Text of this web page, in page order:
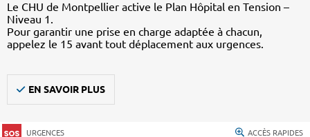
Le CHU de Montpellier active le Plan Hôpital en Tension –
Niveau 1.
Pour garantir une prise en charge adaptée à chacun,
appelez le 15 avant tout déplacement aux urgences.
EN SAVOIR PLUS
URGENCES ACCÈS RAPIDES